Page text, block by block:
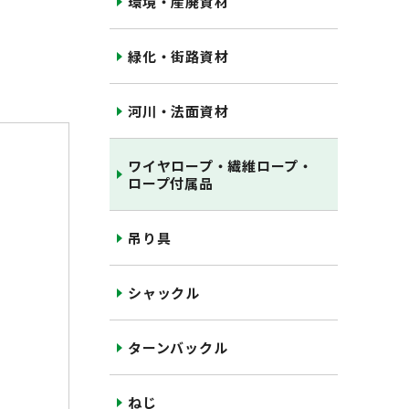
緑化・街路資材
河川・法面資材
ワイヤロープ・繊維ロープ・
ロープ付属品
吊り具
シャックル
ターンバックル
ねじ